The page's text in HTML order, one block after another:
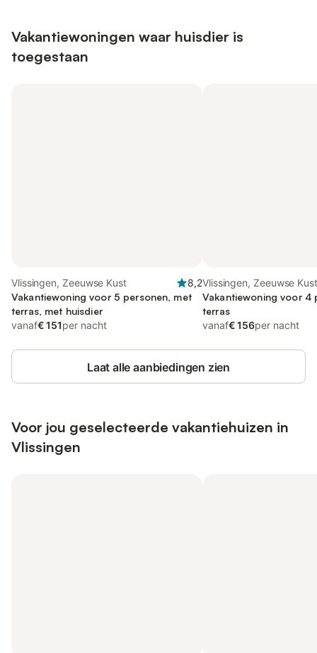
Vakantiewoningen waar huisdier is
toegestaan
Vlissingen, Zeeuwse Kust
8,2
Vakantiewoning voor 5 personen, met
terras, met huisdier
vanaf€ 151per nacht
Vlissingen, Zeeuwse Kust
Vakantiewoning voor 4
terras
vanaf€ 156per nacht
Laat alle aanbiedingen zien
Voor jou geselecteerde vakantiehuizen in
Vlissingen